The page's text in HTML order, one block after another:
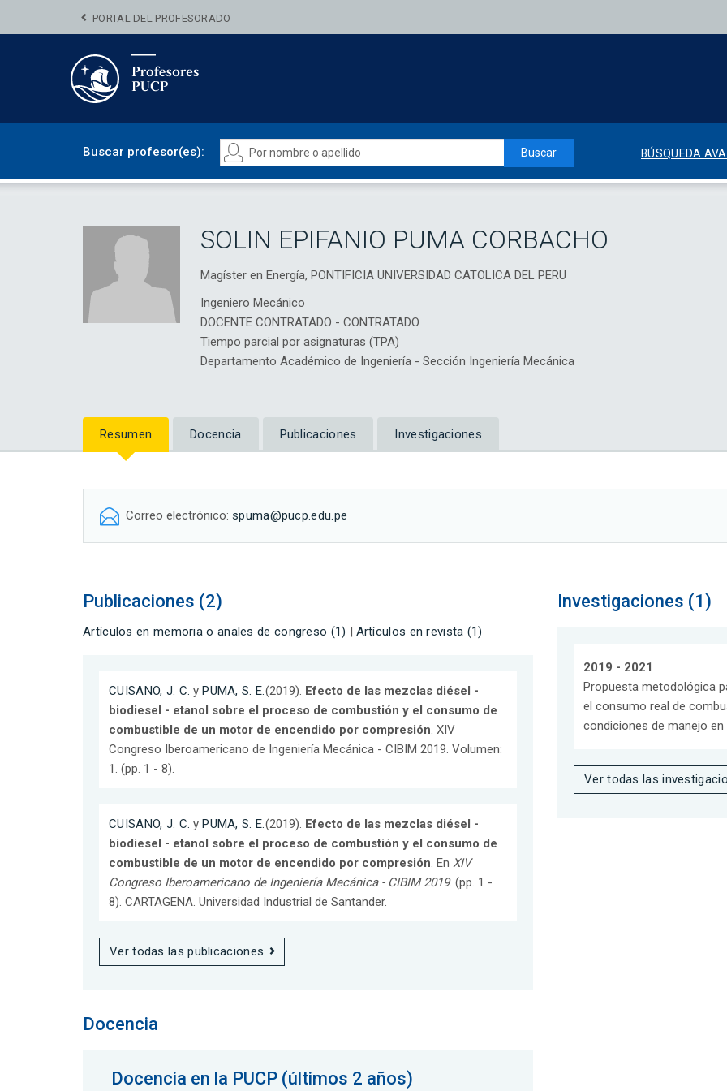
PORTAL DEL PROFESORADO
Buscar profesor(es): Buscar BÚSQUEDA
SOLIN EPIFANIO PUMA CORBACHO
Magíster en Energía, PONTIFICIA UNIVERSIDAD CATOLICA DEL PERU
Ingeniero Mecánico
DOCENTE CONTRATADO - CONTRATADO
Tiempo parcial por asignaturas (TPA)
Departamento Académico de Ingeniería - Sección Ingeniería Mecánica
Resumen Docencia Publicaciones Investigaciones
Correo electrónico: spuma@pucp.edu.pe
Publicaciones (2)
Artículos en memoria o anales de congreso (1) | Artículos en revista (1)
CUISANO, J. C. yPUMA, S. E. (2019). Efecto de las mezclas diésel -
biodiesel - etanol sobre el proceso de combustión y el consumo de
combustible de un motor de encendido por compresión . XIV
Congreso Iberoamericano de Ingeniería Mecánica - CIBIM 2019. Volumen:
1. (pp. 1 - 8).
CUISANO, J. C. yPUMA, S. E. (2019). Efecto de las mezclas diésel -
biodiesel - etanol sobre el proceso de combustión y el consumo de
combustible de un motor de encendido por compresión . En XIV
Congreso Iberoamericano de Ingeniería Mecánica - CIBIM 2019. (pp. 1 -
8). CARTAGENA. Universidad Industrial de Santander.
Ver todas las publicaciones
Investigaciones (1)
2019 - 2021
Propuesta metodológica
el consumo real de
condiciones de manejo
Ver todas las
Docencia
Docencia en la PUCP (últimos 2 años)